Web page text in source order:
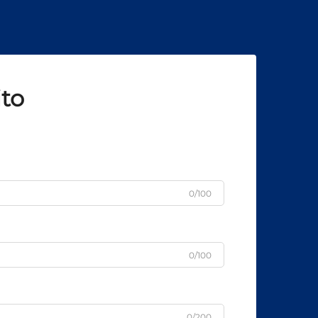
0/100
0/100